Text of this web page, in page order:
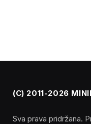
(C) 2011-2026
Sva prava pridržana.